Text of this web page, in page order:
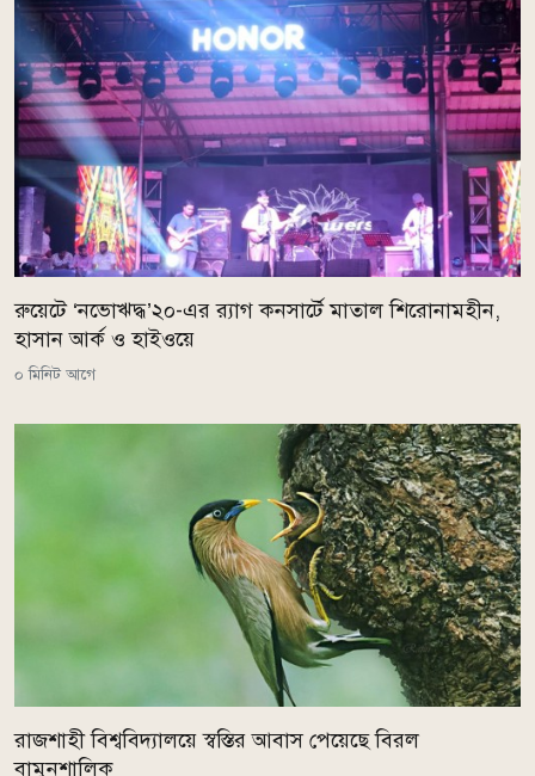
রুয়েটে ‘নভোঋদ্ধ’২০-এর র‍্যাগ কনসার্টে মাতাল শিরোনামহীন,
হাসান আর্ক ও হাইওয়ে
০ মিনিট আগে
রাজশাহী বিশ্ববিদ্যালয়ে স্বস্তির আবাস পেয়েছে বিরল
বামুনশালিক